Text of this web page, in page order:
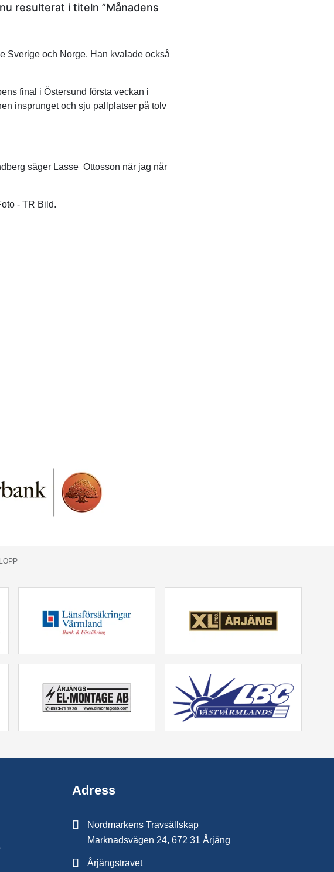
resulterat i titeln ”Månadens
Sverige och Norge. Han kvalade också
final i Östersund första veckan i
insprunget och sju pallplatser på tolv
säger Lasse Ottosson när jag når
- TR Bild.
Adress
Nordmarkens Travsällskap
Marknadsvägen 24, 672 31 Årjäng
Årjängstravet